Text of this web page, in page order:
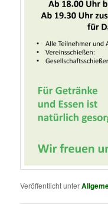
Veröffentlicht unter